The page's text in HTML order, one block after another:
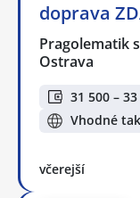
doprava
Pragolematik
Ostrava
31 500 –
Vhodné
včerejší